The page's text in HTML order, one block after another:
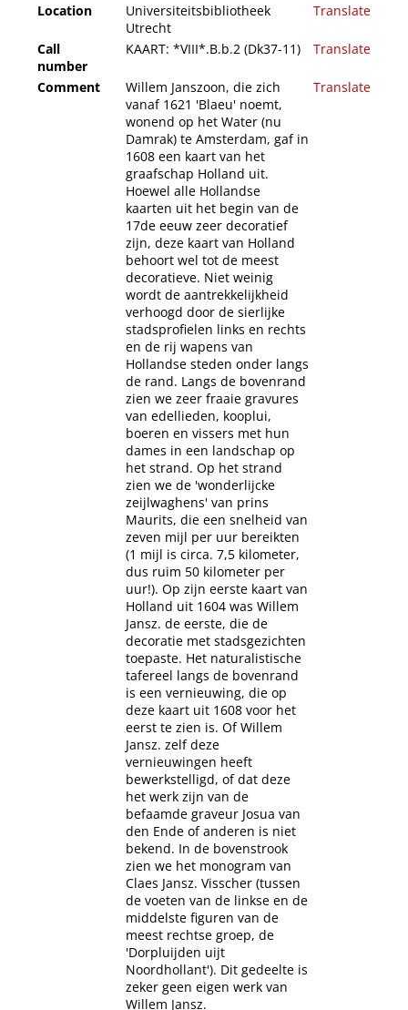
Location
Universiteitsbibliotheek
Utrecht
Translate
Call
number
KAART: *VIII*.B.b.2 (Dk37-11) Translate
Comment
Willem Janszoon, die zich
vanaf 1621 'Blaeu' noemt,
wonend op het Water (nu
Damrak) te Amsterdam, gaf in
1608 een kaart van het
graafschap Holland uit.
Hoewel alle Hollandse
kaarten uit het begin van de
17de eeuw zeer decoratief
zijn, deze kaart van Holland
behoort wel tot de meest
decoratieve. Niet weinig
wordt de aantrekkelijkheid
verhoogd door de sierlijke
stadsprofielen links en rechts
en de rij wapens van
Hollandse steden onder langs
de rand. Langs de bovenrand
zien we zeer fraaie gravures
van edellieden, kooplui,
boeren en vissers met hun
dames in een landschap op
het strand. Op het strand
zien we de 'wonderlijcke
zeijlwaghens' van prins
Maurits, die een snelheid van
zeven mijl per uur bereikten
(1 mijl is circa. 7,5 kilometer,
dus ruim 50 kilometer per
uur!). Op zijn eerste kaart van
Holland uit 1604 was Willem
Jansz. de eerste, die de
decoratie met stadsgezichten
toepaste. Het naturalistische
tafereel langs de bovenrand
is een vernieuwing, die op
deze kaart uit 1608 voor het
eerst te zien is. Of Willem
Jansz. zelf deze
vernieuwingen heeft
bewerkstelligd, of dat deze
het werk zijn van de
befaamde graveur Josua van
den Ende of anderen is niet
bekend. In de bovenstrook
zien we het monogram van
Claes Jansz. Visscher (tussen
de voeten van de linkse en de
middelste figuren van de
meest rechtse groep, de
'Dorpluijden uijt
Noordhollant'). Dit gedeelte is
zeker geen eigen werk van
Willem Jansz.
Translate